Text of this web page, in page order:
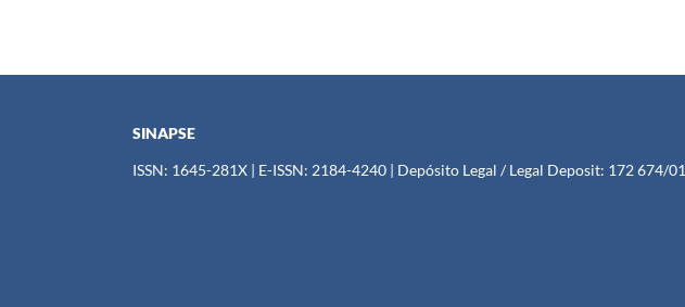
SINAPSE
ISSN: 1645-281X | E-ISSN: 2184-4240 | Depósito Legal / Legal Deposit: 172 674/01